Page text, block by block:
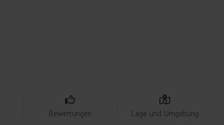
Bewertungen Lage und Umgebung